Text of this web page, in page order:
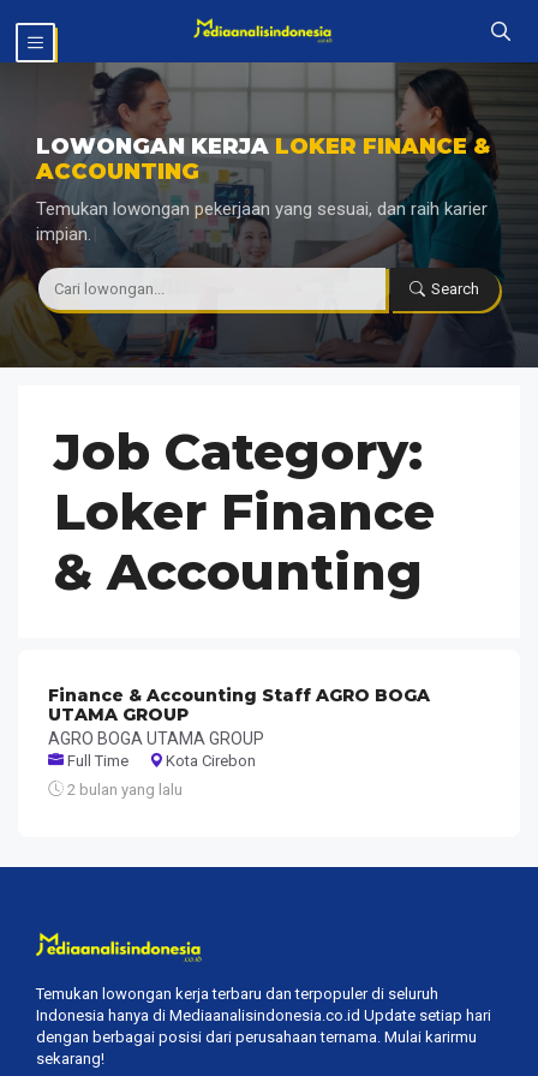
isi
MENU
LOWONGAN KERJA LOKER FINANCE &
ACCOUNTING
Temukan lowongan pekerjaan yang sesuai, dan raih karier
impian.
Search
Job Category:
Loker Finance
& Accounting
Finance & Accounting Staff AGRO BOGA
UTAMA GROUP
AGRO BOGA UTAMA GROUP
Full Time
Kota Cirebon
2 bulan yang lalu
Temukan lowongan kerja terbaru dan terpopuler di seluruh
Indonesia hanya di Mediaanalisindonesia.co.id Update setiap hari
dengan berbagai posisi dari perusahaan ternama. Mulai karirmu
sekarang!